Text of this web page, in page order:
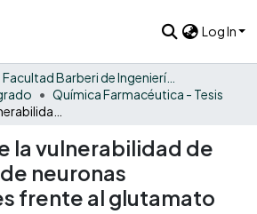
Log In
Facultad Barberi de Ingeniería, Diseño y Ciencias Aplicadas
Química Farmacéutica - Tesis
la vulnerabilidad de
neuronas
frente al glutamato